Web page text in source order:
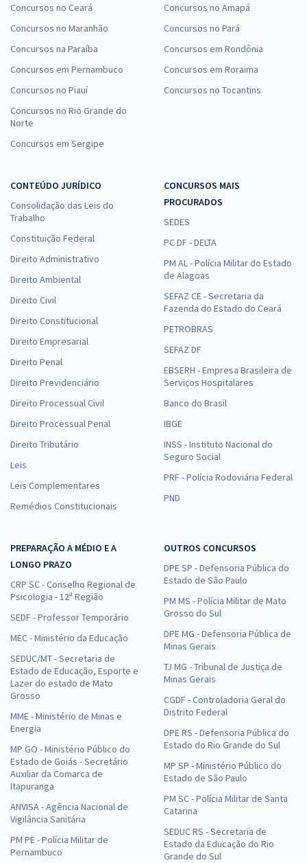
Concursos no Ceará
Concursos no Maranhão
Concursos na Paraíba
Concursos em Pernambuco
Concursos no Piauí
Concursos no Rio Grande do
Norte
Concursos em Sergipe
Concursos no Amapá
Concursos no Pará
Concursos em Rondônia
Concursos em Roraima
Concursos no Tocantins
CONTEÚDO JURÍDICO
Consolidação das Leis do
Trabalho
Constituição Federal
Direito Administrativo
Direito Ambiental
Direito Civil
Direito Constitucional
Direito Empresarial
Direito Penal
Direito Previdenciário
Direito Processual Civil
Direito Processual Penal
Direito Tributário
Leis
Leis Complementares
Remédios Constitucionais
CONCURSOS MAIS
PROCURADOS
SEDES
PC DF - DELTA
PM AL - Polícia Militar do Estado
de Alagoas
SEFAZ CE - Secretaria da
Fazenda do Estado do Ceará
PETROBRAS
SEFAZ DF
EBSERH - Empresa Brasileira de
Serviços Hospitalares
Banco do Brasil
IBGE
INSS - Instituto Nacional do
Seguro Social
PRF - Polícia Rodoviária Federal
PND
PREPARAÇÃO A MÉDIO E A
LONGO PRAZO
CRP SC - Conselho Regional de
Psicologia - 12ª Região
SEDF - Professor Temporário
MEC - Ministério da Educação
SEDUC/MT - Secretaria de
Estado de Educação, Esporte e
Lazer do estado de Mato
Grosso
MME - Ministério de Minas e
Energia
MP GO - Ministério Público do
Estado de Goiás - Secretário
Auxiliar da Comarca de
Itapuranga
ANVISA - Agência Nacional de
Vigilância Sanitária
PM PE - Polícia Militar de
Pernambuco
OUTROS CONCURSOS
DPE SP - Defensoria Pública do
Estado de São Paulo
PM MS - Polícia Militar de Mato
Grosso do Sul
DPE MG - Defensoria Pública de
Minas Gerais
TJ MG - Tribunal de Justiça de
Minas Gerais
CGDF - Controladoria Geral do
Distrito Federal
DPE RS - Defensoria Pública do
Estado do Rio Grande do Sul
MP SP - Ministério Público do
Estado de São Paulo
PM SC - Polícia Militar de Santa
Catarina
SEDUC RS - Secretaria de
Estado da Educação do Rio
Grande do Sul